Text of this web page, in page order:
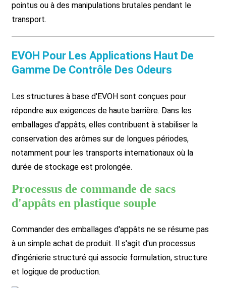
pointus ou à des manipulations brutales pendant le
transport.
EVOH Pour Les Applications Haut De
Gamme De Contrôle Des Odeurs
Les structures à base d'EVOH sont conçues pour
répondre aux exigences de haute barrière. Dans les
emballages d'appâts, elles contribuent à stabiliser la
conservation des arômes sur de longues périodes,
notamment pour les transports internationaux où la
durée de stockage est prolongée.
Processus de commande de sacs
d'appâts en plastique souple
Commander des emballages d'appâts ne se résume pas
à un simple achat de produit. Il s'agit d'un processus
d'ingénierie structuré qui associe formulation, structure
et logique de production.